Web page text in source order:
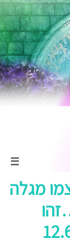
מגלה